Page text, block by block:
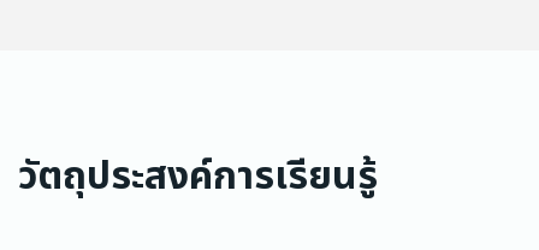
วัตถุประสงค์การเรียนรู้